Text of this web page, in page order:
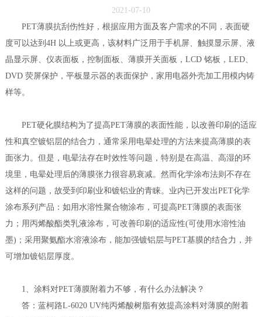
2021-07-10
PET薄膜抗刮伤性好，根据应用方面及客户需求的不同，表面硬
度可以达到4H 以上或更高，该材料广泛用于手机屏、触摸显示屏、液
晶显示屏、仪表面板，控制面板、薄膜开关面板，LCD 铭板，LED、
DVD 荧屏保护，平板显示器的表面保护，家用电器外壳加工用模内铸
样等。
PET硬化膜结构为了提高PET薄膜的表面性能，以改善印刷的适应
性和真空镀铝层的结合力，通常采用电晕处理的方法来提高薄膜的表
面张力。但是，电晕法存在时效性等问题，特别是在高温、高湿的环
境里，电晕处理后的薄膜张力很容易衰减。然而化学涂布法则不存在
这样的问题，故受到印刷业和镀铝业的青睐。业内已开发出PET化学
涂布系列产品：如用水溶性聚合物涂布，可提高PET薄膜的表面张
力；用丙烯酸酯类乳液涂布，可改善印刷的适应性(可使用水溶性油
墨)；采用聚氨酯水溶液涂布，能加强镀铝层与PET基膜的结合力，并
可增加镀铝层厚度。
1、涂料对PET薄膜附着力不够，有什么办法解决？
答：蓝柯路L-6020 UV纯丙烯酸树脂有效提高涂料对薄膜的附着